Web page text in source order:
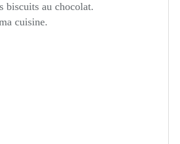
biscuits au chocolat.
cuisine.